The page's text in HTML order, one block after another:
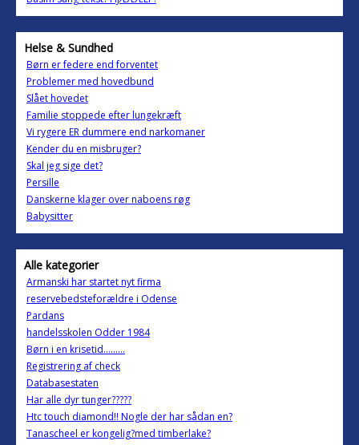
Helse & Sundhed
Børn er federe end forventet
Problemer med hovedbund
Slået hovedet
Familie stoppede efter lungekræft
Vi rygere ER dummere end narkomaner
Kender du en misbruger?
Skal jeg sige det?
Persille
Danskerne klager over naboens røg
Babysitter
Alle kategorier
Armanski har startet nyt firma
reservebedsteforældre i Odense
Pardans
handelsskolen Odder 1984
Børn i en krisetid.........
Registrering af check
Databasestaten
Har alle dyr tunger?????
Htc touch diamond!! Nogle der har sådan en?
Tanascheel er kongelig?med timberlake?